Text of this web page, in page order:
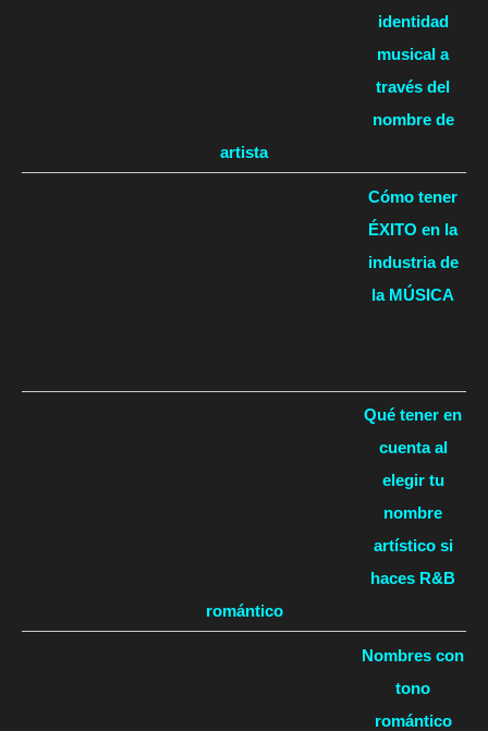
identidad
musical a
través del
nombre de
artista
Cómo tener
ÉXITO en la
industria de
la MÚSICA
Qué tener en
cuenta al
elegir tu
nombre
artístico si
haces R&B
romántico
Nombres con
tono
romántico